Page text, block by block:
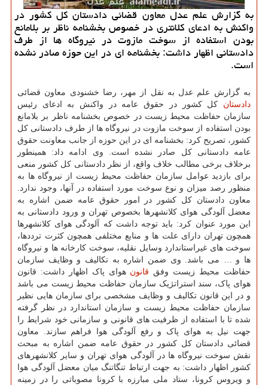
به گزارش علم عدل معاون قضائی دادستان کل کشور در
واکنش به ادعای کلانتری در خصوص بخشنامه ناظر بر بلامانع
بودن استفاده از سوخت مازوت در نیروگاه ها از طرف
دادستانی اظهار داشت: بخشنامه ای در این حوزه صادر نشده
است.
به گزارش علم عدل به نقل از مهر، رضا خشنودی معاون قضائی
دادستان کل کشور در حقوق عامه در واکنش به ادعای رئیس
سازمان حفاظت محیط زیست در خصوص بخشنامه ناظر بر بلامانع
بودن استفاده از سوخت مازوت در نیروگاه ها از طرف دادستانی کل
کشور، تصریح کرد: بخشنامه ای در این حوزه از جانب معاونت حقوق
عامه دادستانی کل صادر نشده است. وی ادامه داد: همینطور
برخلاف برخی مطالب خلاف واقع، از نظر دادستانی کل کشور منعی
برای بازدید عوامل سازمان حفاظت محیط زیست از نیروگاه ها به
منظور رصد میزان و نوع سوخت مورد استفاده در آنها، وجود ندارد.
معاون دادستان کل کشور در امور حقوق عامه ضمن اشاره به
معضل آلودگی هوای کلانشهرها بخصوص تهران و ورود دادستانی به
این مورد عنوان کرد: باید توجه داشت که آلودگی هوای کلانشهرها
همچون تهران دارای علت ها و منابع مختلفی همچون کثرت ترددها،
سوخت های غیراستاندارد وسایل نقلیه، سوخت کارخانه ها و نیروگاه
ها و … می باشد. وی ضمن اشاره به تکالیف و وظایف سازمان
حفاظت محیط زیست وفق قانون هوای پاک اظهار داشت: قانون
هوای پاک، سند استراتژیک سازمان حفاظت محیط زیست می باشد
و در این قانون تکالیف و وظایف مشخصی برای سازمان هایی نظیر
سازمان حفاظت محیط زیست و سازمان استاندارد در نظر گرفته
شده تا با استفاده از ظرفیت های قانونی و سازمانی خود شرایط را
جهت نیل به هوای پاک و رفع آلودگی هوا فراهم سازند. معاون
قضائی دادستان کل کشور در حقوق عامه ضمن اشاره به مبحث
نقش سوخت نیروگاه ها در آلودگی هوای تهران و سایر کلانشهرهای
کشور اظهار داشت: به جهت ارتباط تنگاتنگ میان معضل آلودگی هوا
و ویروس کرونا، ستاد ملی مبارزه با کرونا مصوباتی را در زمینه